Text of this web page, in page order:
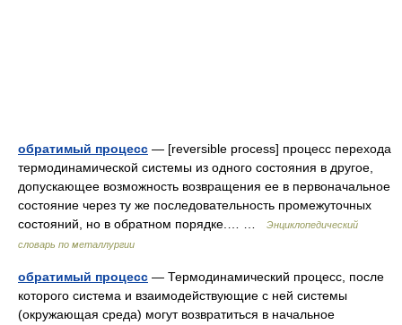
обратимый процесс — [reversible process] процесс перехода
термодинамической системы из одного состояния в другое,
допускающее возможность возвращения ее в первоначальное
состояние через ту же последовательность промежуточных
состояний, но в обратном порядке.… …
Энциклопедический
словарь по металлургии
обратимый процесс — Термодинамический процесс, после
которого система и взаимодействующие с ней системы
(окружающая среда) могут возвратиться в начальное